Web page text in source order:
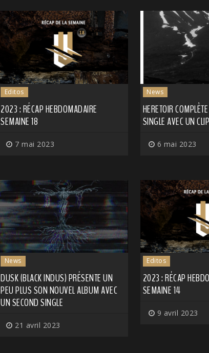
Editos
2023 : RÉCAP HEBDOMADAIRE
SEMAINE 18
7 mai 2023
News
HERETOIR
SINGLE AVEC UN CLIP
6 mai 2023
News
DUSK (BLACK INDUS) PRÉSENTE UN
PEU PLUS SON NOUVEL ALBUM AVEC
UN SECOND SINGLE
21 avril 2023
Editos
2023 : RÉCAP
SEMAINE 14
9 avril 2023